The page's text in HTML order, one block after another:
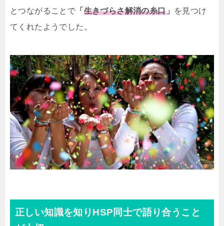
とつながることで 「 生きづらさ解消の糸口」
を見つけ
てくれたようでした。
正しい知識を知りHSP同士で語り合うこと